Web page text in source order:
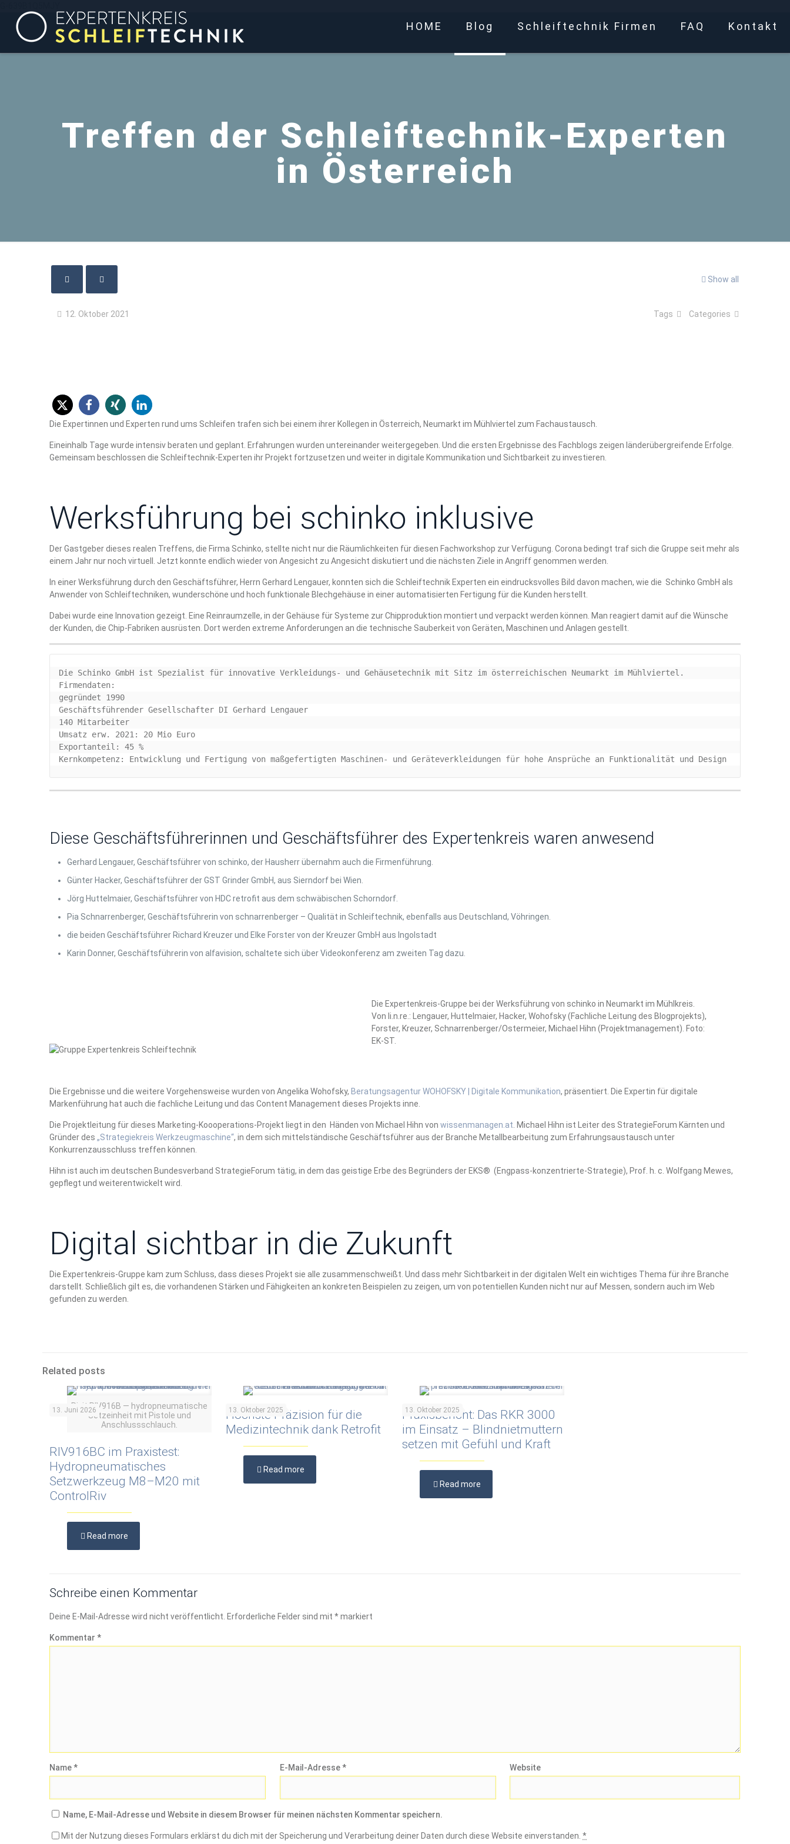
HOME Blog Schleiftechnik Firmen FAQ Kontakt
Treffen der Schleiftechnik-Experten
in Österreich
Show all
12. Oktober 2021 Categories
Tags
Die Expertinnen und Experten rund ums Schleifen trafen sich bei einem ihrer Kollegen in Österreich, Neumarkt im Mühlviertel zum Fachaustausch.
Eineinhalb Tage wurde intensiv beraten und geplant. Erfahrungen wurden untereinander weitergegeben. Und die ersten Ergebnisse des Fachblogs zeigen länderübergreifende Erfolge.
Gemeinsam beschlossen die Schleiftechnik-Experten ihr Projekt fortzusetzen und weiter in digitale Kommunikation und Sichtbarkeit zu investieren.
Werksführung bei schinko inklusive
Der Gastgeber dieses realen Treffens, die Firma Schinko, stellte nicht nur die Räumlichkeiten für diesen Fachworkshop zur Verfügung. Corona bedingt traf sich die Gruppe seit mehr als
einem Jahr nur noch virtuell. Jetzt konnte endlich wieder von Angesicht zu Angesicht diskutiert und die nächsten Ziele in Angriff genommen werden.
In einer Werksführung durch den Geschäftsführer, Herrn Gerhard Lengauer, konnten sich die Schleiftechnik Experten ein eindrucksvolles Bild davon machen, wie die Schinko GmbH als
Anwender von Schleiftechniken, wunderschöne und hoch funktionale Blechgehäuse in einer automatisierten Fertigung für die Kunden herstellt.
Dabei wurde eine Innovation gezeigt. Eine Reinraumzelle, in der Gehäuse für Systeme zur Chipproduktion montiert und verpackt werden können. Man reagiert damit auf die Wünsche
der Kunden, die Chip-Fabriken ausrüsten. Dort werden extreme Anforderungen an die technische Sauberkeit von Geräten, Maschinen und Anlagen gestellt.
Die Schinko GmbH ist Spezialist für innovative Verkleidungs- und Gehäusetechnik mit Sitz im österreichischen Neumarkt im Mühlviertel.
Firmendaten:
gegründet 1990
Geschäftsführender Gesellschafter DI Gerhard Lengauer
140 Mitarbeiter
Umsatz erw. 2021: 20 Mio Euro
Exportanteil: 45 %
Kernkompetenz: Entwicklung und Fertigung von maßgefertigten Maschinen- und Geräteverkleidungen für hohe Ansprüche an Funktionalität und Design
Diese Geschäftsführerinnen und Geschäftsführer des Expertenkreis waren anwesend
Gerhard Lengauer, Geschäftsführer von schinko, der Hausherr übernahm auch die Firmenführung.
Günter Hacker, Geschäftsführer der GST Grinder GmbH, aus Sierndorf bei Wien.
Jörg Huttelmaier, Geschäftsführer von HDC retrofit aus dem schwäbischen Schorndorf.
Pia Schnarrenberger, Geschäftsführerin von schnarrenberger – Qualität in Schleiftechnik, ebenfalls aus Deutschland, Vöhringen.
die beiden Geschäftsführer Richard Kreuzer und Elke Forster von der Kreuzer GmbH aus Ingolstadt
Karin Donner, Geschäftsführerin von alfavision, schaltete sich über Videokonferenz am zweiten Tag dazu.
Die Expertenkreis-Gruppe bei der Werksführung von schinko in Neumarkt im Mühlkreis.
Von li.n.re.: Lengauer, Huttelmaier, Hacker, Wohofsky (Fachliche Leitung des Blogprojekts),
Forster, Kreuzer, Schnarrenberger/Ostermeier, Michael Hihn (Projektmanagement). Foto:
EK-ST.
Die Ergebnisse und die weitere Vorgehensweise wurden von Angelika Wohofsky, Beratungsagentur WOHOFSKY | Digitale Kommunikation, präsentiert. Die Expertin für digitale
Markenführung hat auch die fachliche Leitung und das Content Management dieses Projekts inne.
Die Projektleitung für dieses Marketing-Koooperations-Projekt liegt in den Händen von Michael Hihn von wissenmanagen.at . Michael Hihn ist Leiter des StrategieForum Kärnten und
Gründer des „Strategiekreis Werkzeugmaschine“, in dem sich mittelständische Geschäftsführer aus der Branche Metallbearbeitung zum Erfahrungsaustausch unter
Konkurrenzausschluss treffen können.
Hihn ist auch im deutschen Bundesverband StrategieForum tätig, in dem das geistige Erbe des Begründers der EKS® (Engpass-konzentrierte-Strategie), Prof. h. c. Wolfgang Mewes,
gepflegt und weiterentwickelt wird.
Digital sichtbar in die Zukunft
Die Expertenkreis-Gruppe kam zum Schluss, dass dieses Projekt sie alle zusammenschweißt. Und dass mehr Sichtbarkeit in der digitalen Welt ein wichtiges Thema für ihre Branche
darstellt. Schließlich gilt es, die vorhandenen Stärken und Fähigkeiten an konkreten Beispielen zu zeigen, um von potentiellen Kunden nicht nur auf Messen, sondern auch im Web
gefunden zu werden.
Related posts
Rivit RIV916B — hydropneumatische
Setzeinheit mit Pistole und
Anschlussschlauch.
13. Juni 2026
RIV916BC im Praxistest:
Hydropneumatisches
Setzwerkzeug M8–M20 mit
ControlRiv
Read more
13. Oktober 2025
Höchste Präzision für die
Medizintechnik dank Retrofit
Read more
13. Oktober 2025
Praxisbericht: Das RKR 3000
im Einsatz – Blindnietmuttern
setzen mit Gefühl und Kraft
Read more
Schreibe einen Kommentar
Deine E-Mail-Adresse wird nicht veröffentlicht. Erforderliche Felder sind mit *markiert
Kommentar *
Name* E-Mail-Adresse* Website
Name, E-Mail-Adresse und Website in diesem Browser für meinen nächsten Kommentar speichern.
Mit der Nutzung dieses Formulars erklärst du dich mit der Speicherung und Verarbeitung deiner Daten durch diese Website einverstanden. *